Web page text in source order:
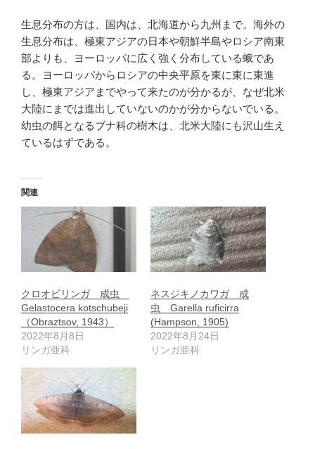
生息分布の方は、国内は、北海道から九州まで。海外の
生息分布は、極東アジアの日本や朝鮮半島やロシア南東
部よりも、ヨーロッパに広く強く分布している蛾であ
る。ヨーロッパからロシアの中央平原を東に東に東進
し、極東アジアまでやって来たのが分かるが、なぜ北米
大陸にまでは進出していないのかが分からないでいる。
幼虫の餌となるブナ科の樹木は、北米大陸にも沢山生え
ているはずである。
関連
クロオビリンガ 成虫
Gelastocera kotschubeji
（Obraztsov, 1943）
2022年8月8日
リンガ亜科
ネスジキノカワガ 成
虫 Garella ruficirra
(Hampson, 1905)
2022年8月24日
リンガ亜科